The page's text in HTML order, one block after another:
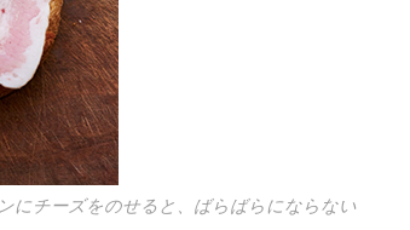
にチーズをのせると、ばらばらにならない